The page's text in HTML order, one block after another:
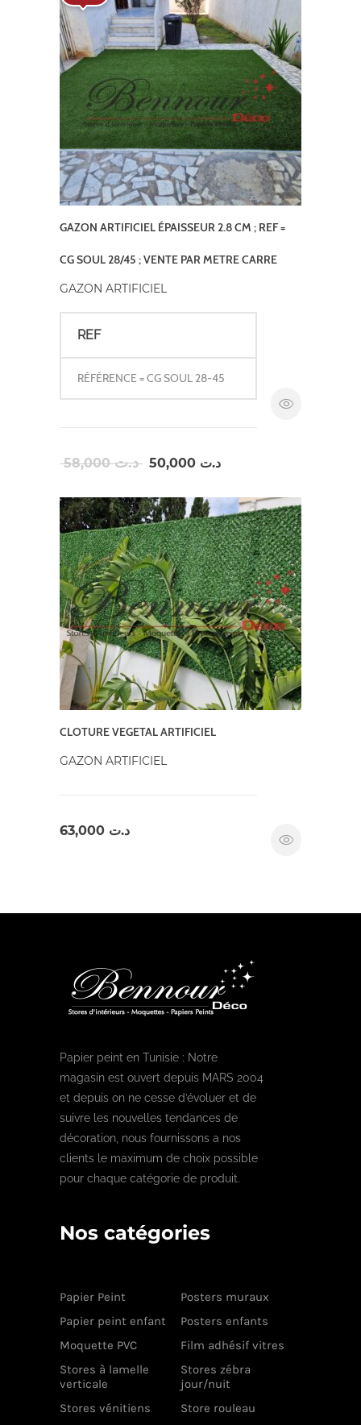
GAZON ARTIFICIEL ÉPAISSEUR 2.8 CM ; REF =
CG SOUL 28/45 ; VENTE PAR METRE CARRE
GAZON ARTIFICIEL
REF
RÉFÉRENCE = CG SOUL 28-45
د.ت58,000
prix
était :
د.ت 58,000.
د.تprix
est :
CLOTURE VEGETAL ARTIFICIEL
GAZON ARTIFICIEL
د.ت
Papier peint en Tunisie : Notre
magasin est ouvert depuis MARS 2004
et depuis on ne cesse d’évoluer et de
suivre les nouvelles tendances de
décoration, nous fournissons a nos
clients le maximum de choix possible
pour chaque catégorie de produit.
Nos catégories
Papier Peint
Posters muraux
Papier peint enfant
Posters enfants
Moquette PVC
Film adhésif vitres
Stores à lamelle
verticale
Stores zébra
jour/nuit
Stores vénitiens
Store rouleau